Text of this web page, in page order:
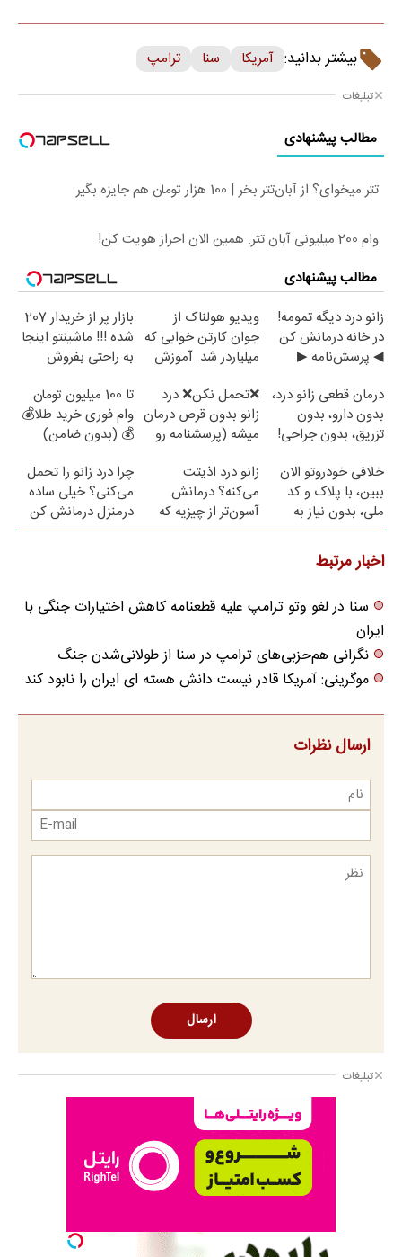
بیشتر بدانید: آمریکا سنا ترامپ
تبلیغات
مطالب پیشنهادی
تتر میخوای؟ از آبان‌تتر بخر | 100 هزار تومان هم جایزه بگیر
وام 200 میلیونی آبان تتر. همین الان احراز هویت کن!
مطالب پیشنهادی
زانو درد دیگه تمومه!
در خانه درمانش کن
◀ پرسش‌نامه ▶
ویدیو هولناک از
جوان کارتن خوابی که
میلیاردر شد. آموزش
بازار پر از خریدار 207
شده !!! ماشینتو اینجا
به راحتی بفروش
درمان قطعی زانو درد،
بدون دارو، بدون
تزریق، بدون جراحی!
❌تحمل نکن❌ درد
زانو بدون قرص درمان
میشه (پرسشنامه رو
تا 100 میلیون تومان
وام فوری خرید طلا💰
💰 (بدون ضامن)
خلافی خودروتو الان
ببین، با پلاک و کد
ملی، بدون نیاز به
مراجعه حضوری
زانو درد اذیتت
می‌کنه؟ درمانش
آسون‌تر از چیزیه که
فکر
چرا درد زانو را تحمل
می‌کنی؟ خیلی ساده
درمنزل درمانش کن
اخبار مرتبط
سنا در لغو وتو ترامپ علیه قطعنامه کاهش اختیارات جنگی با
ایران
نگرانی هم‌حزبی‌های ترامپ در سنا از طولانی‌شدن جنگ
موگرینی: آمریکا قادر نیست دانش هسته ای ایران را نابود کند
ارسال نظرات
ارسال
تبلیغات